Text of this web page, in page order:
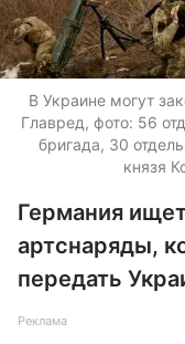
В Украине могут
Главред, фото: 56
бригада, 30
князя
Германия
артснаряды,
передать
Реклама